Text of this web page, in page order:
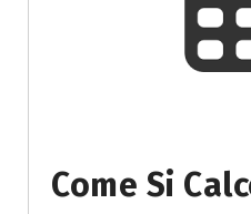
Come Si